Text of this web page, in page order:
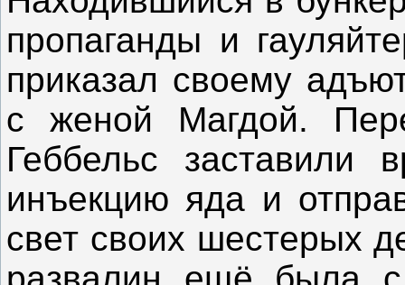
пропаганды и
приказал своему
с женой Магдой.
Геббельс заставили
инъекцию яда и
свет своих шестерых